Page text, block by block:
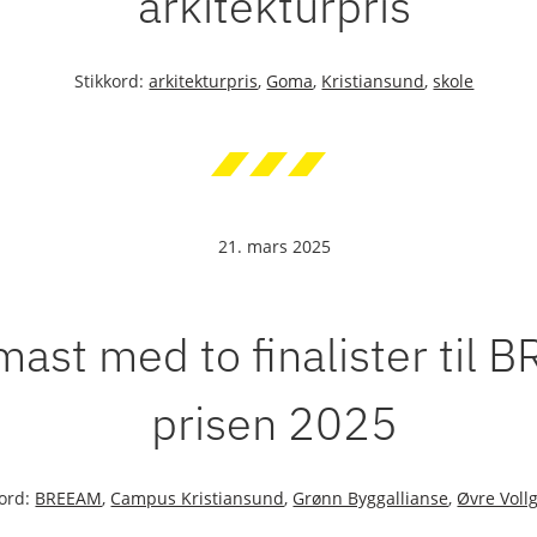
Stikkord:arkitekturpris,Goma, Kristiansund,skole
21. mars 2025
med to finalister til
prisen 2025
BREEAM,Campus Kristiansund,Grønn Byggallianse,Øvre